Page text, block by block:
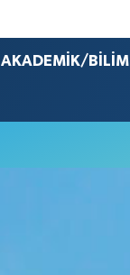
AKADEMİK/BİLİM